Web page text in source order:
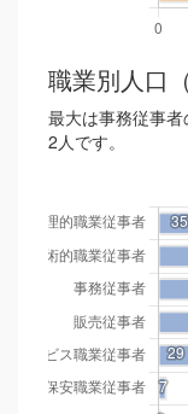
職業別人口
最大は事務従事
2人です。